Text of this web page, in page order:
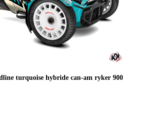
turquoise hybride can-am ryker 900